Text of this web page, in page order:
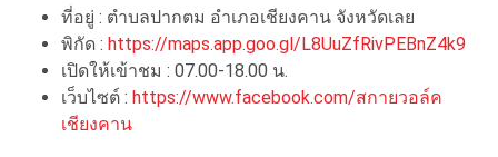
ที่อยู่ : ตำบลปากตม อำเภอเชียงคาน จังหวัดเลย
พิกัด : https://maps.app.goo.gl/L8UuZfRivPEBnZ4k9
เปิดให้เข้าชม : 07.00-18.00 น.
เว็บไซต์ : https://www.facebook.com/สกายวอล์ค
เชียงคาน